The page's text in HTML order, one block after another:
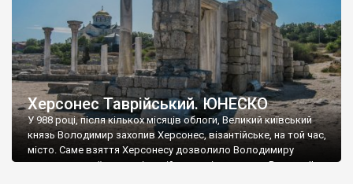
Херсонес Таврійський. ЮНЕСКО
У 988 році, після кількох місяців облоги, Великий київський
князь Володимир захопив Херсонес, візантійське, на той час,
місто. Саме взяття Херсонесу дозволило Володимиру
диктувати свої умови візантійському імператору Василю ІІ, та